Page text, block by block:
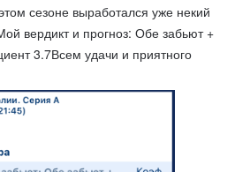
сезоне выработался уже некий
вердикт и прогноз: Обе забьют +
3.7Всем удачи и приятного